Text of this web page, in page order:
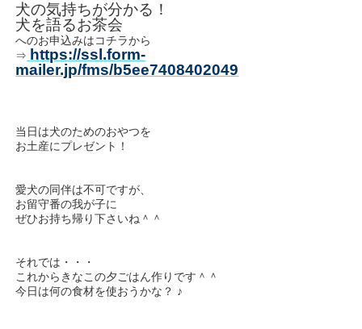
犬の気持ちが分かる！
犬を語るお茶会
へのお申込みはコチラから
⇒ https://ssl.form-
mailer.jp/fms/b5ee7408402049
当日は犬のためのおやつを
お土産にプレゼント！
愛犬の同伴は不可ですが、
お留守番の我が子に
ぜひお持ち帰り下さいね＾＾
それでは・・・
これからきなこの夕ごはん作りです＾＾
今日は何の食材を使おうかな？ ♪